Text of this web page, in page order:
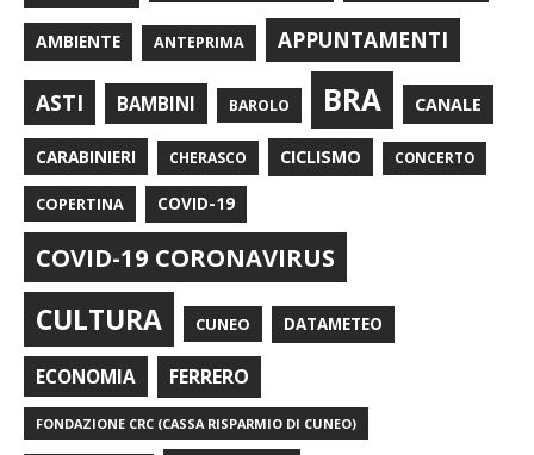
AMBIENTE ANTEPRIMA APPUNTAMENTI
ASTI BAMBINI BAROLO BRA CANALE
CARABINIERI CHERASCO CICLISMO CONCERTO
COPERTINA COVID-19
COVID-19 CORONAVIRUS
CULTURA CUNEO DATAMETEO
ECONOMIA FERRERO
FONDAZIONE CRC (CASSA RISPARMIO DI CUNEO)